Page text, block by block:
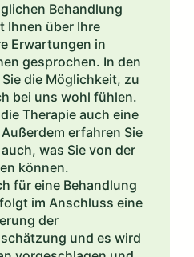
Behandlung
Ihnen über Ihre
Erwartungen in
gesprochen. In den
die Möglichkeit, zu
bei uns wohl fühlen.
Therapie auch eine
erfahren Sie
was Sie von der
können.
für eine Behandlung
im Anschluss eine
der
und es wird